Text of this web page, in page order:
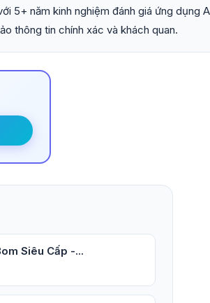
5+ năm kinh nghiệm đánh giá ứng dụng
thông tin chính xác và khách quan.
Siêu Cấp -...